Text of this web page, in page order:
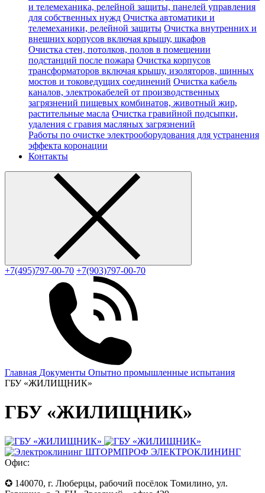
и телемеханика, релейной защиты, панелей управления
для собственных нужд Очистка автоматики и
телемеханики, релейной защиты Очистка внутренних и
внешних корпусов включая крышу, шкафов
Очистка стен, потолков, полов в помещении
подстанций после пожара Очистка корпусов
трансформаторов включая крышу, изоляторов, шинных
мостов и токоведущих соединений Очистка кабель
каналов, электрокабелей от производственных
загрязнений пищевых комбинатов, животный жир,
растительные масла Очистка гравийной подсыпки,
удаления с гравия масляных загрязнений
Работы по очистке электрооборудования для устранения
эффекта коронации
Контакты
+7(495)797-00-70 +7(903)797-00-70
Главная Документы Опытно промышленные испытания
ГБУ «ЖИЛИЩНИК»
ГБУ «ЖИЛИЩНИК»
ЭЛЕКТРОКЛИНИНГ
Офис:
✪ 140070, г. Люберцы, рабочий посёлок Томилино, ул.